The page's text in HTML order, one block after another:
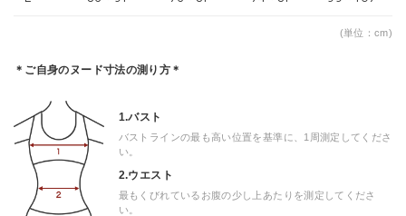
(単位：cm)
＊ご自身のヌード寸法の測り方＊
1.バスト
バストラインの最も高い位置を基準に、1周測定してくださ
い。
2.ウエスト
最もくびれているお腹の少し上あたりを測定してくださ
い。